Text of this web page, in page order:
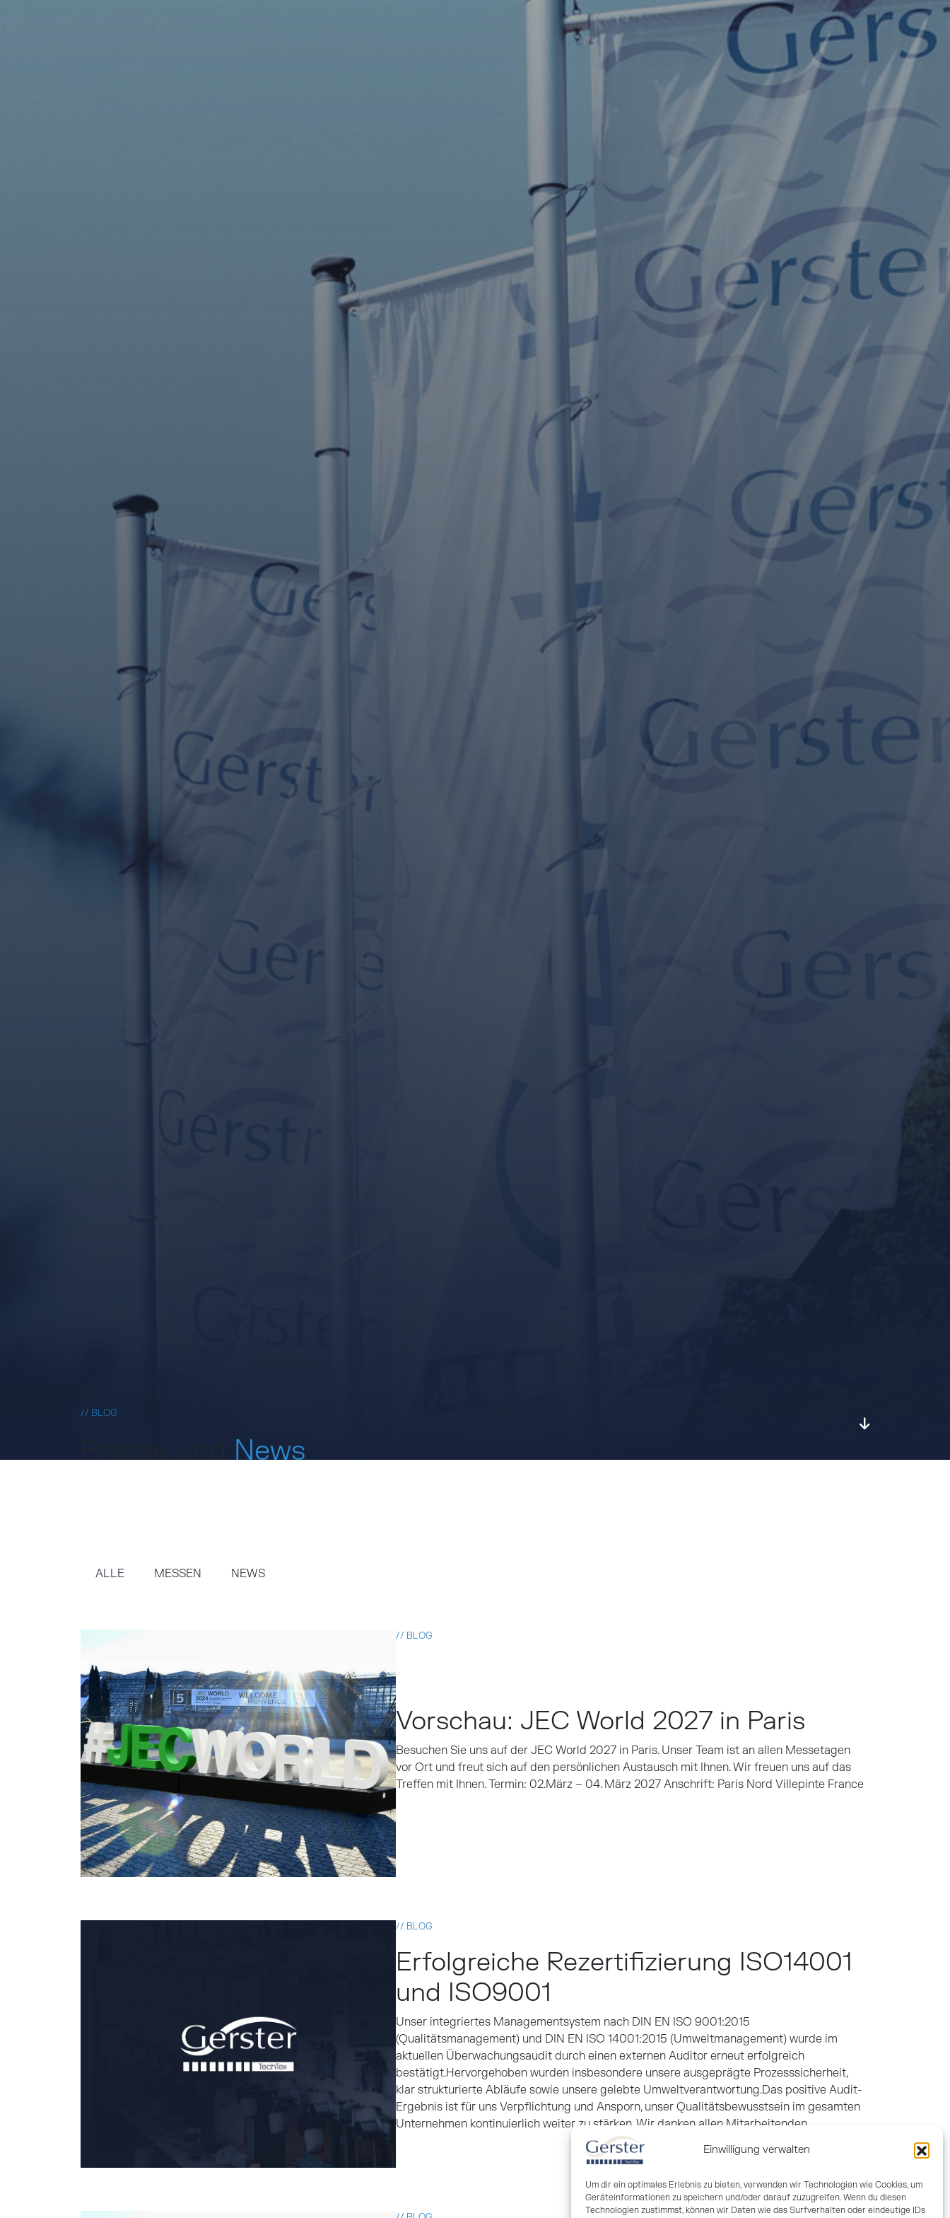
Einwilligung verwalten
Um dir ein optimales Erlebnis zu bieten, verwenden wir Technologien wie Cookies, um
Geräteinformationen zu speichern und/oder darauf zuzugreifen. Wenn du diesen
Technologien zustimmst, können wir Daten wie das Surfverhalten oder eindeutige IDs
// BLOG
Presse undNews
ALLE MESSEN NEWS
// BLOG
Vorschau: JEC World 2027 in Paris
Besuchen Sie uns auf der JEC World 2027 in Paris. Unser Team ist an allen Messetagen
vor Ort und freut sich auf den persönlichen Austausch mit Ihnen. Wir freuen uns auf das
Treffen mit Ihnen. Termin: 02.März – 04. März 2027 Anschrift: Paris Nord Villepinte France
// BLOG
Erfolgreiche Rezertifizierung ISO14001
und ISO9001
Unser integriertes Managementsystem nach DIN EN ISO 9001:2015
(Qualitätsmanagement) und DIN EN ISO 14001:2015 (Umweltmanagement) wurde im
aktuellen Überwachungsaudit durch einen externen Auditor erneut erfolgreich
bestätigt.Hervorgehoben wurden insbesondere unsere ausgeprägte Prozesssicherheit,
klar strukturierte Abläufe sowie unsere gelebte Umweltverantwortung.Das positive Audit-
Ergebnis ist für uns Verpflichtung und Ansporn, unser Qualitätsbewusstsein im gesamten
Unternehmen kontinuierlich weiter zu stärken. Wir danken allen Mitarbeitenden …